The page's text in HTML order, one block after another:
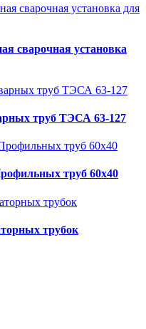
сварочная установка
труб ТЭСА 63-127
труб 60х40
трубок